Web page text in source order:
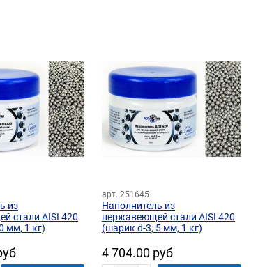
из
стали AISI 420
мм, 1 кг)
арт. 251645
Наполнитель из
нержавеющей стали AISI 420
(шарик d-3, 5 мм, 1 кг)
4 704.00 руб